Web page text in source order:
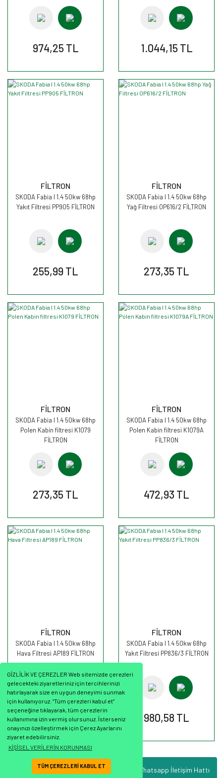
GİZLİLİK VE ÇEREZLER Web sitemizde çerezleri
gelecekteki ziyaretleriniz için tercihlerinizi
hatırlayarak size en uygun deneyimi sunmak
için kullanıyoruz. “Tüm çerezleri kabul et”
seçeneğine tıklayarak, tüm çerezlerin
kullanımına izin vermiş olursunuz. İsterseniz
onayınızı özelleştirmek için Çerez Ayarlarını
ziyaret edebilirsiniz.
KİŞİSEL VERİLERİN KORUNMASI
TÜM ÇEREZLERİ KABUL ET Whatsapp İletişim Hattı
974,25 TL 1.044,15 TL
FİLTRON
SKODA Fabia I 1.4 50kw 68hp
Yakıt Filtresi PP905 FİLTRON
255,99 TL
FİLTRON
SKODA Fabia I 1.4 50kw 68hp
Yağ Filtresi OP616/2 FİLTRON
273,35 TL
FİLTRON
SKODA Fabia I 1.4 50kw 68hp
Polen Kabin filtresi K1079
FİLTRON
273,35 TL
FİLTRON
SKODA Fabia I 1.4 50kw 68hp
Polen Kabin filtresi K1079A
FİLTRON
472,93 TL
FİLTRON
SKODA Fabia I 1.4 50kw 68hp
Hava Filtresi AP189 FİLTRON
464,26 TL
FİLTRON
SKODA Fabia I 1.4 50kw 68hp
Yakıt Filtresi PP836/3 FİLTRON
980,58 TL